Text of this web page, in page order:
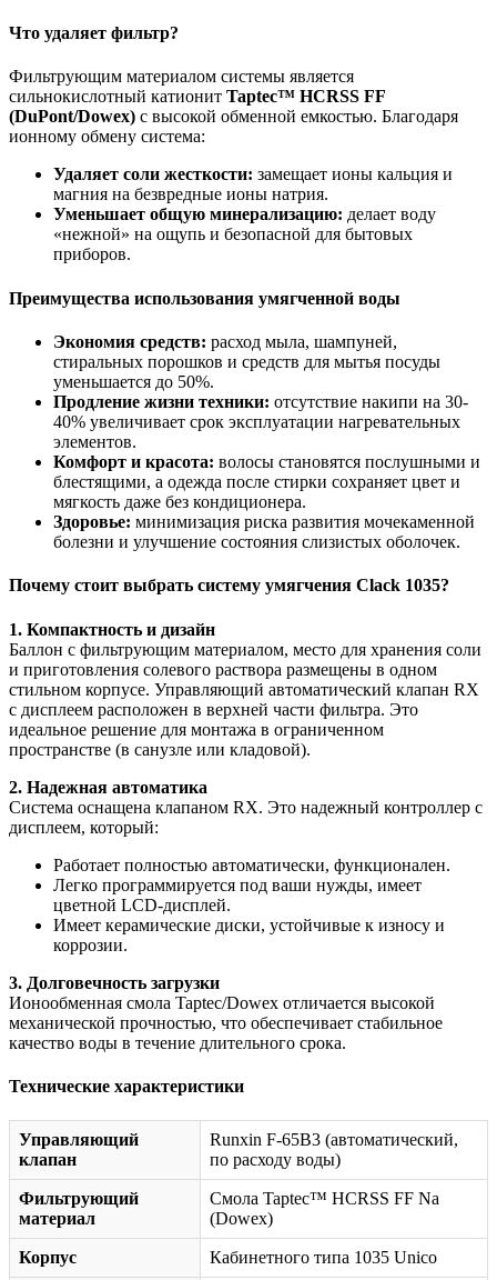
Что удаляет фильтр?
Фильтрующим материалом системы является
сильнокислотный катионит Taptec™ HCRSS FF
(DuPont/Dowex) с высокой обменной емкостью. Благодаря
ионному обмену система:
Удаляет соли жесткости: замещает ионы кальция и
магния на безвредные ионы натрия.
Уменьшает общую минерализацию: делает воду
«нежной» на ощупь и безопасной для бытовых
приборов.
Преимущества использования умягченной воды
Экономия средств: расход мыла, шампуней,
стиральных порошков и средств для мытья посуды
уменьшается до 50%.
Продление жизни техники: отсутствие накипи на 30-
40% увеличивает срок эксплуатации нагревательных
элементов.
Комфорт и красота: волосы становятся послушными и
блестящими, а одежда после стирки сохраняет цвет и
мягкость даже без кондиционера.
Здоровье: минимизация риска развития мочекаменной
болезни и улучшение состояния слизистых оболочек.
Почему стоит выбрать систему умягчения Clack 1035?
1. Компактность и дизайн
Баллон с фильтрующим материалом, место для хранения соли
и приготовления солевого раствора размещены в одном
стильном корпусе. Управляющий автоматический клапан RX
с дисплеем расположен в верхней части фильтра. Это
идеальное решение для монтажа в ограниченном
пространстве (в санузле или кладовой).
2. Надежная автоматика
Система оснащена клапаном RX. Это надежный контроллер с
дисплеем, который:
Работает полностью автоматически, функционален.
Легко программируется под ваши нужды, имеет
цветной LCD-дисплей.
Имеет керамические диски, устойчивые к износу и
коррозии.
3. Долговечность загрузки
Ионообменная смола Taptec/Dowex отличается высокой
механической прочностью, что обеспечивает стабильное
качество воды в течение длительного срока.
Технические характеристики
Управляющий
клапан
Runxin F-65B3 (автоматический,
по расходу воды)
Фильтрующий
материал
Смола Taptec™ HCRSS FF Na
(Dowex)
Корпус Кабинетного типа 1035 Unico